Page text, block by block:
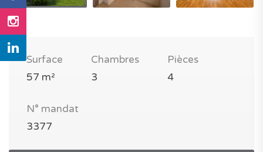
Surface
57 m²
Chambres
3
Pièces
4
N° mandat
3377